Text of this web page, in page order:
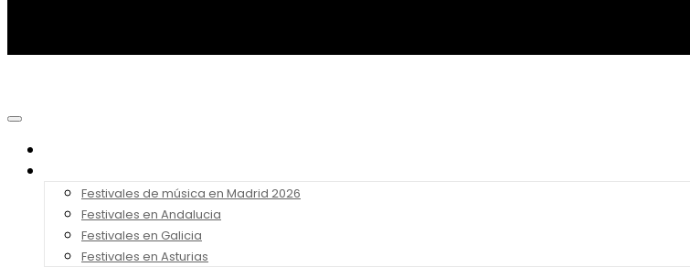
Festivales de música en Madrid 2026
Festivales en Andalucia
Festivales en Galicia
Festivales en Asturias